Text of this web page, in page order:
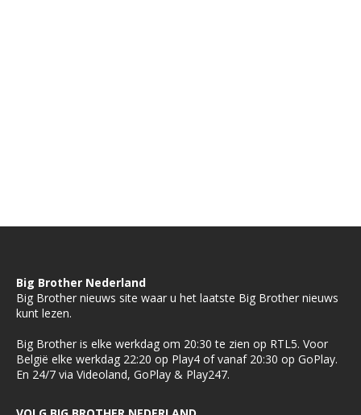
Big Brother Nederland
Big Brother nieuws site waar u het laatste Big Brother nieuws
kunt lezen.
Big Brother is elke werkdag om 20:30 te zien op RTL5. Voor
België elke werkdag 22:20 op Play4 of vanaf 20:30 op GoPlay.
En 24/7 via Videoland, GoPlay & Play247.